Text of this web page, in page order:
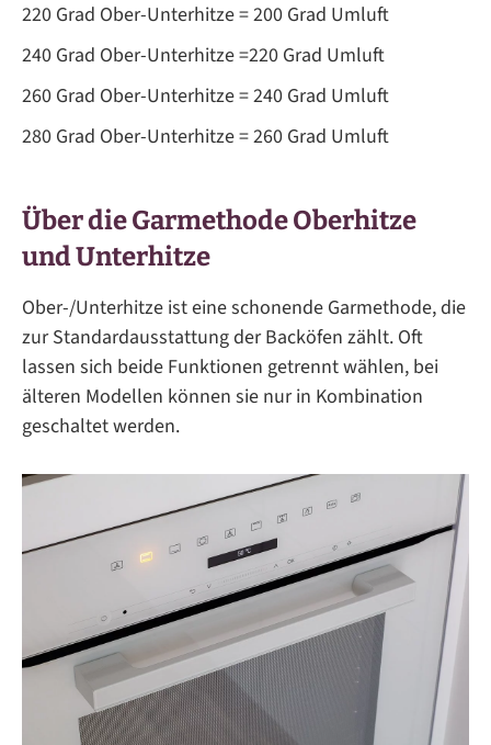
220 Grad Ober-Unterhitze = 200 Grad Umluft
240 Grad Ober-Unterhitze =220 Grad Umluft
260 Grad Ober-Unterhitze = 240 Grad Umluft
280 Grad Ober-Unterhitze = 260 Grad Umluft
Über die Garmethode Oberhitze
und Unterhitze
Ober-/Unterhitze ist eine schonende Garmethode, die
zur Standardausstattung der Backöfen zählt. Oft
lassen sich beide Funktionen getrennt wählen, bei
älteren Modellen können sie nur in Kombination
geschaltet werden.